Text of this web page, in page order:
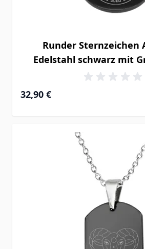
Runder Sternzeichen
Edelstahl schwarz mit
32,90 €